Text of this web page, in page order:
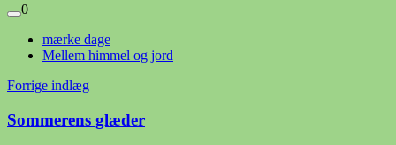
0
mærke dage
Mellem himmel og jord
Indlægsnavigation
Forrige indlæg
Sommerens glæder